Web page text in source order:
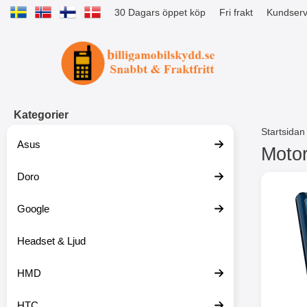
30 Dagars öppet köp Fri frakt
Startsidan för Tibro Billiga
Kategorier
Asus
Doro
Google
Headset & Ljud
HMD
Startsidan